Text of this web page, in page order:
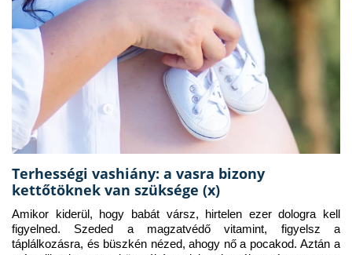
Terhességi vashiány: a vasra bizony
kettőtöknek van szüksége (x)
Amikor kiderül, hogy babát vársz, hirtelen ezer dologra kell
figyelned. Szeded a magzatvédő vitamint, figyelsz a
táplálkozásra, és büszkén nézed, ahogy nő a pocakod. Aztán a